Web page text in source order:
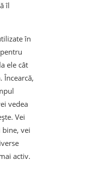
îl
în
ele cât
Încearcă,
vedea
Vei
vei
activ.